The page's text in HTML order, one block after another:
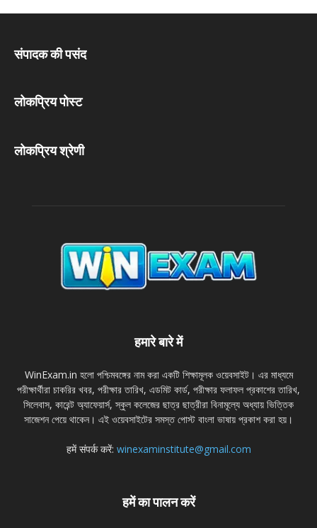
संपादक की पसंद
लोकप्रिय पोस्ट
लोकप्रिय श्रेणी
हमारे बारे में
WinExam.in হলাে পশ্চিমবঙ্গের নাম করা একটি শিক্ষামূলক ওয়েবসাইট। এর মাধ্যমে
পরীক্ষার্থীরা চাকরির খবর, পরীক্ষার তারিখ, এডমিট কার্ড, পরীক্ষার ফলাফল প্রকাশের তারিখ,
সিলেবাস, কারেন্ট অ্যাফেয়ার্স, স্কুল কলেজের ছাত্র ছাত্রীরা বিনামূল্যে অধ্যায় ভিত্তিক
সাজেশন পেয়ে থাকেন। এই ওয়েবসাইটের সমস্ত পােস্ট বাংলা ভাষায় প্রকাশ করা হয়।
हमें संपर्क करें: winexaminstitute@gmail.com
हमें का पालन करें